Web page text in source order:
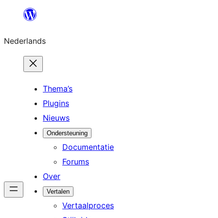
de
inhoud
Nederlands
Thema’s
Plugins
Nieuws
Ondersteuning
Documentatie
Forums
Over
Vertalen
Vertaalproces